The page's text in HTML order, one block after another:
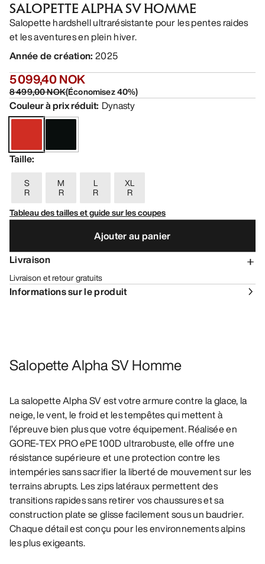
SALOPETTE ALPHA SV HOMME
Salopette hardshell ultrarésistante pour les pentes raides
et les aventures en plein hiver.
Année de création: 2025
5 099,40 NOK
8 499,00 NOK(Économisez40%)
Couleur à prix réduit: Dynasty
Taille:
S
R
M
R
L
R
XL
R
Tableau des tailles et guide sur les coupes
Ajouter au panier
Livraison
Livraison et retour gratuits
Informations sur le produit
Salopette Alpha SV Homme
La salopette Alpha SV est votre armure contre la glace, la
neige, le vent, le froid et les tempêtes qui mettent à
l’épreuve bien plus que votre équipement. Réalisée en
GORE-TEX PRO ePE 100D ultrarobuste, elle offre une
résistance supérieure et une protection contre les
intempéries sans sacrifier la liberté de mouvement sur les
terrains abrupts. Les zips latéraux permettent des
transitions rapides sans retirer vos chaussures et sa
construction plate se glisse facilement sous un baudrier.
Chaque détail est conçu pour les environnements alpins
les plus exigeants.